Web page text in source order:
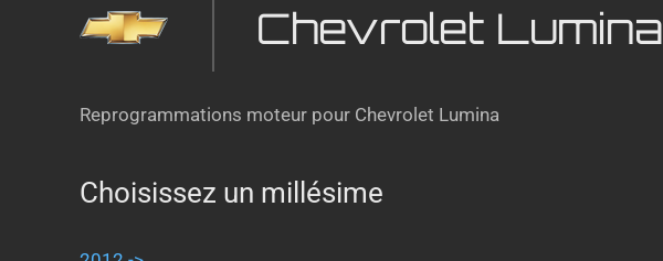
Chevrolet Lumina
Reprogrammations moteur pour Chevrolet Lumina
Choisissez un millésime